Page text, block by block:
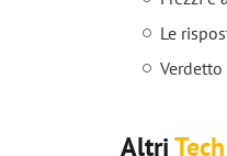
Le
Altri